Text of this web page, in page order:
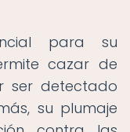
para su
cazar de
ser detectado
su plumaje